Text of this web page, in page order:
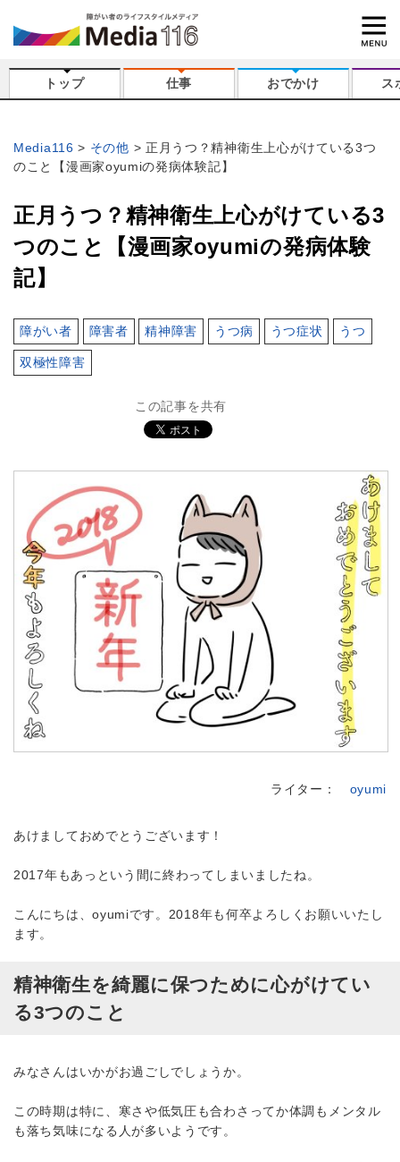
トップ 仕事 おでかけ ス
Media116 その他
正月うつ？精神衛生上心がけている3つ
のこと【漫画家oyumiの発病体験記】
正月うつ？精神衛生上心がけている3
つのこと【漫画家oyumiの発病体験
記】
障がい者 障害者 精神障害 うつ病 うつ症状 うつ
双極性障害
この記事を共有
ライター： oyumi
あけましておめでとうございます！
2017年もあっという間に終わってしまいましたね。
こんにちは、oyumiです。2018年も何卒よろしくお願いいたし
ます。
精神衛生を綺麗に保つために心がけてい
る3つのこと
みなさんはいかがお過ごしでしょうか。
この時期は特に、寒さや低気圧も合わさってか体調もメンタル
も落ち気味になる人が多いようです。